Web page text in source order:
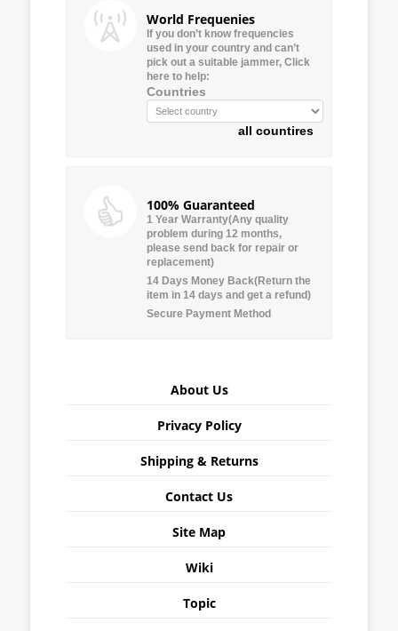
World Frequenies
If you don’t know frequencies
used in your country and can’t
pick out a suitable jammer, Click
here to help:
Countries
all countires
100% Guaranteed
1 Year Warranty(Any quality
problem during 12 months,
please send back for repair or
replacement)
14 Days Money Back(Return the
item in 14 days and get a refund)
Secure Payment Method
About Us
Privacy Policy
Shipping & Returns
Contact Us
Site Map
Wiki
Topic